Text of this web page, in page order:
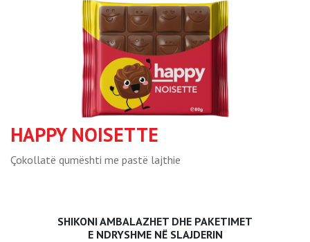
HAPPY NOISETTE
Çokollatë qumështi me pastë lajthie
SHIKONI AMBALAZHET DHE PAKETIMET
E NDRYSHME NË SLAJDERIN